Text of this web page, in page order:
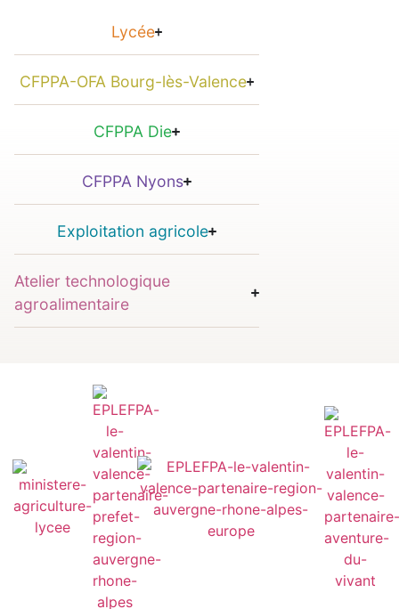
Lycée
CFPPA-OFA Bourg-lès-Valence
CFPPA Die
CFPPA Nyons
Exploitation agricole
Atelier technologique
agroalimentaire